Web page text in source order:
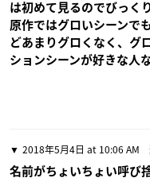
は初めて見るのでびっく
原作ではグロいシーンで
どあまりグロくなく、グ
ションシーンが好きな人
2018年5月4日 at 10:06 AM
名前がちょいちょい呼び